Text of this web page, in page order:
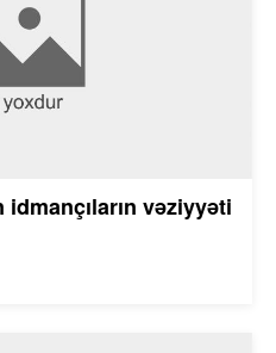
vəziyyəti